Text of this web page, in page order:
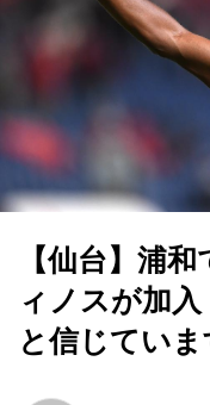
【仙台】浦
ィノスが加
と信じていま